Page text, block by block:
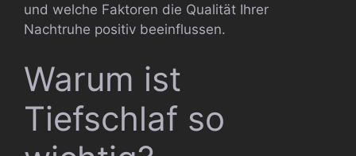
und welche Faktoren die Qualität Ihrer
Nachtruhe positiv beeinflussen.
Warum ist
Tiefschlaf so